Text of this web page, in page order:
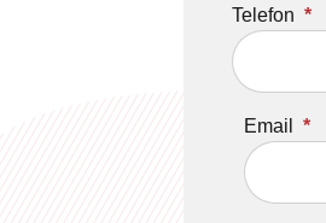
Telefon
Email